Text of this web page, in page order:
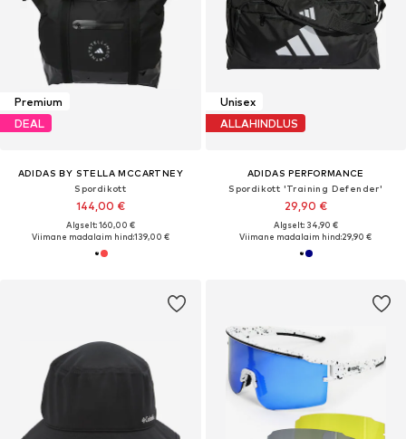
Premium
DEAL
ADIDAS BY STELLA MCCARTNEY
Spordikott
144,00 €
Algselt: 160,00 €
Viimane madalaim hind:139,00 €
Unisex
ALLAHINDLUS
ADIDAS PERFORMANCE
Spordikott 'Training Defender'
29,90 €
Algselt: 34,90 €
Viimane madalaim hind:29,90 €